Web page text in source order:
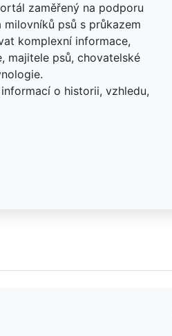
zaměřený na podporu
psů s průkazem
komplexní informace,
majitele psů, chovatelské
o historii, vzhledu,